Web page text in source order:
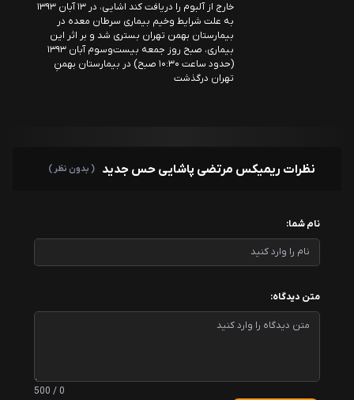
خارج از آلبوم را دریافت کند اشایی، در ۱۳ آبان ۱۳۹۳
به علت شرایط وخیم بیماری سرطان معده در
بیمارستان بهمن تهران بستری شد و بر اثر این
بیماری، صبح روز جمعه بیست‌وسوم آبان ۱۳۹۳
(حدود ساعت ۱۰:۳۰ صبح) در بیمارستان بهمنِ
تهران درگذشت
نظرات ریمیکس مرتضی پاشایی حس جدید ( بدون نظر )
نام شما:
متن دیدگاه:
0 / 500